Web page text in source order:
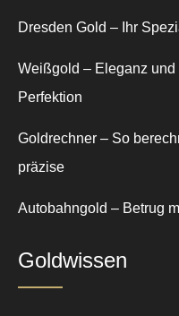
Dresden Gold – Ihr
Weißgold – Eleganz
Perfektion
Goldrechner – So
präzise
Autobahngold – Betrug
Goldwissen